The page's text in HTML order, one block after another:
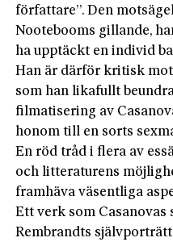
författare”. Den
Nootebooms gillande,
ha upptäckt en individ
Han är därför kritisk
som han likafullt
filmatisering av
honom till en sorts
En röd tråd i flera av
och litteraturens
framhäva väsentliga
Ett verk som
Rembrandts